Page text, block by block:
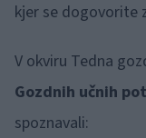
kjer se dogovorite
V okviru Tedna
Gozdnih učnih
spoznavali: